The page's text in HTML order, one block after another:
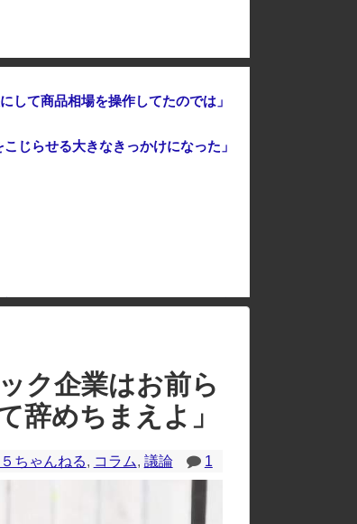
して商品相場を操作してたのでは」
じらせる大きなきっかけになった」
中国「大洪水！」中国ダム「決壊」地元民「公式発表より死者多い！」中国政府「住民拘束！（安否不明」中国当局「救助隊動画も削除」台風13号「三峡ダム接近中」→
が崩れたりする場合があります。
ク企業はお前ら
辞めちまえよ」
ちゃんねる, コラム, 議論 1